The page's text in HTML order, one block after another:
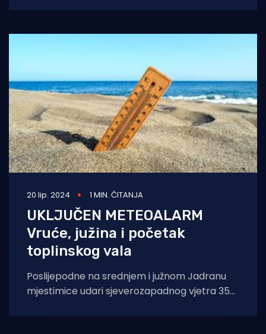
20 lip. 2024 1 MIN. ČITANJA
UKLJUČEN METEOALARM
Vruće, južina i početak
toplinskog vala
Poslijepodne na srednjem i južnom Jadranu
mjestimice udari sjeverozapadnog vjetra 35-
uključen